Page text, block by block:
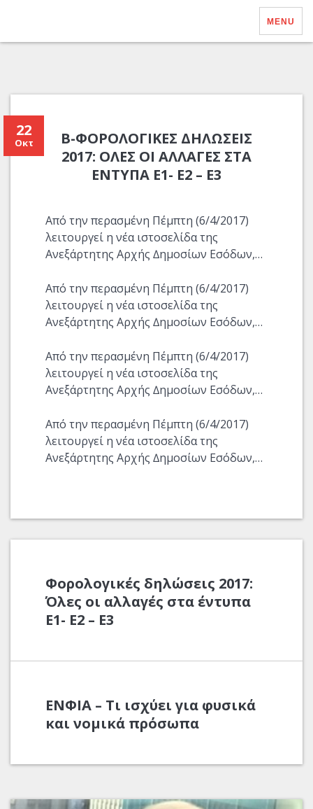
MENU
B-ΦΟΡΟΛΟΓΙΚΈΣ ΔΗΛΏΣΕΙΣ
2017: ΌΛΕΣ ΟΙ ΑΛΛΑΓΈΣ ΣΤΑ
ΈΝΤΥΠΑ Ε1- Ε2 – Ε3
22
Οκτ
Από την περασμένη Πέμπτη (6/4/2017)
λειτουργεί η νέα ιστοσελίδα της
Ανεξάρτητης Αρχής ∆ημοσίων Εσόδων,…
Από την περασμένη Πέμπτη (6/4/2017)
λειτουργεί η νέα ιστοσελίδα της
Ανεξάρτητης Αρχής ∆ημοσίων Εσόδων,…
Από την περασμένη Πέμπτη (6/4/2017)
λειτουργεί η νέα ιστοσελίδα της
Ανεξάρτητης Αρχής ∆ημοσίων Εσόδων,…
Από την περασμένη Πέμπτη (6/4/2017)
λειτουργεί η νέα ιστοσελίδα της
Ανεξάρτητης Αρχής ∆ημοσίων Εσόδων,…
Φορολογικές δηλώσεις 2017:
Όλες οι αλλαγές στα έντυπα
Ε1- Ε2 – Ε3
ΕΝΦΙΑ – Τι ισχύει για φυσικά
και νομικά πρόσωπα